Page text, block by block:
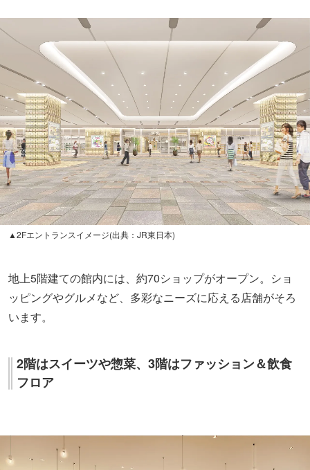
▲2Fエントランスイメージ(出典：JR東日本)
地上5階建ての館内には、約70ショップがオープン。ショ
ッピングやグルメなど、多彩なニーズに応える店舗がそろ
います。
2階はスイーツや惣菜、3階はファッション＆飲食
フロア